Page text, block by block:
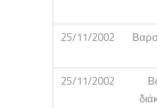
25/11/2002
25/11/2002